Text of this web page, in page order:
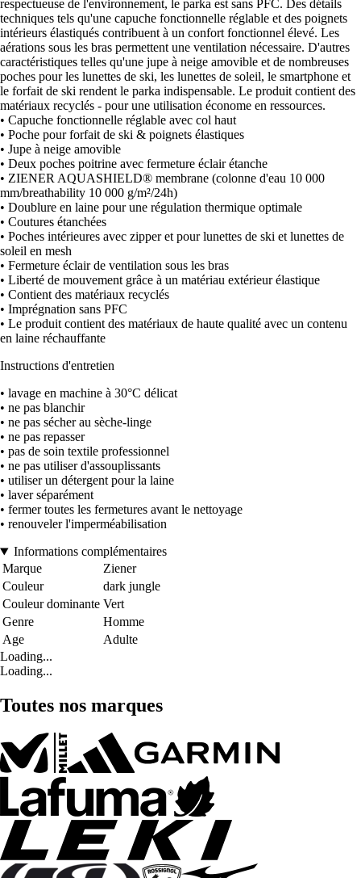
respectueuse de l'environnement, le parka est sans PFC. Des détails
techniques tels qu'une capuche fonctionnelle réglable et des poignets
intérieurs élastiqués contribuent à un confort fonctionnel élevé. Les
aérations sous les bras permettent une ventilation nécessaire. D'autres
caractéristiques telles qu'une jupe à neige amovible et de nombreuses
poches pour les lunettes de ski, les lunettes de soleil, le smartphone et
le forfait de ski rendent le parka indispensable. Le produit contient des
matériaux recyclés - pour une utilisation économe en ressources.
• Capuche fonctionnelle réglable avec col haut
• Poche pour forfait de ski & poignets élastiques
• Jupe à neige amovible
• Deux poches poitrine avec fermeture éclair étanche
• ZIENER AQUASHIELD® membrane (colonne d'eau 10 000
mm/breathability 10 000 g/m²/24h)
• Doublure en laine pour une régulation thermique optimale
• Coutures étanchées
• Poches intérieures avec zipper et pour lunettes de ski et lunettes de
soleil en mesh
• Fermeture éclair de ventilation sous les bras
• Liberté de mouvement grâce à un matériau extérieur élastique
• Contient des matériaux recyclés
• Imprégnation sans PFC
• Le produit contient des matériaux de haute qualité avec un contenu
en laine réchauffante
Instructions d'entretien
• lavage en machine à 30°C délicat
• ne pas blanchir
• ne pas sécher au sèche-linge
• ne pas repasser
• pas de soin textile professionnel
• ne pas utiliser d'assouplissants
• utiliser un détergent pour la laine
• laver séparément
• fermer toutes les fermetures avant le nettoyage
• renouveler l'imperméabilisation
Informations complémentaires
Marque
Ziener
Couleur
dark jungle
Couleur dominante Vert
Genre
Homme
Age
Adulte
Loading...
Loading...
Toutes nos marques